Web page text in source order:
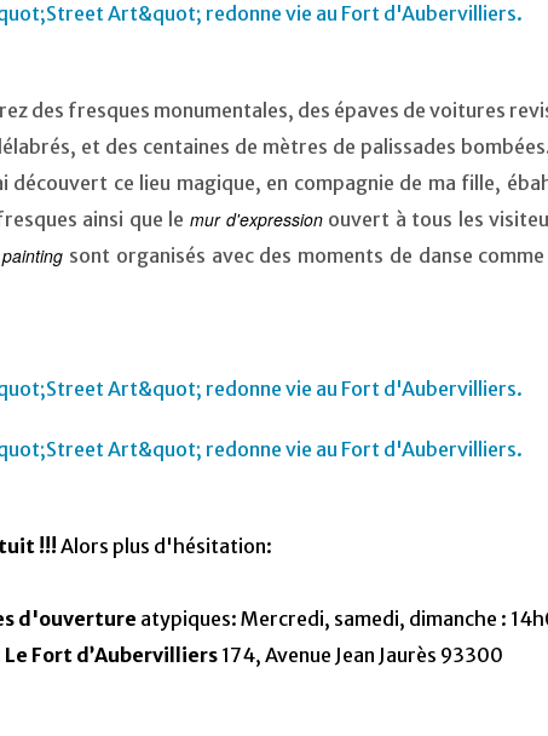
des fresques monumentales, des épaves de voitures
et des centaines de mètres de palissades
découvert ce lieu magique, en compagnie de ma fille,
ainsi que le mur d'expression ouvert à tous les
sont organisés avec des moments de danse
!!! Alors plus d'hésitation:
d'ouverture atypiques: Mercredi, samedi, dimanche :
Le Fort d’Aubervilliers 174, Avenue Jean Jaurès 93300